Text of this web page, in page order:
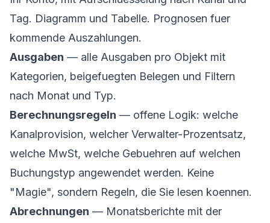
Tag. Diagramm und Tabelle. Prognosen fuer
kommende Auszahlungen.
Ausgaben — alle Ausgaben pro Objekt mit
Kategorien, beigefuegten Belegen und Filtern
nach Monat und Typ.
Berechnungsregeln — offene Logik: welche
Kanalprovision, welcher Verwalter-Prozentsatz,
welche MwSt, welche Gebuehren auf welchen
Buchungstyp angewendet werden. Keine
"Magie", sondern Regeln, die Sie lesen koennen.
Abrechnungen — Monatsberichte mit der